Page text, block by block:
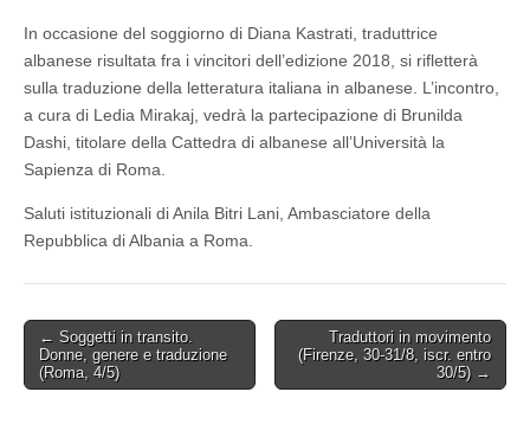
In occasione del soggiorno di Diana Kastrati, traduttrice
albanese risultata fra i vincitori dell’edizione 2018, si rifletterà
sulla traduzione della letteratura italiana in albanese. L’incontro,
a cura di Ledia Mirakaj, vedrà la partecipazione di Brunilda
Dashi, titolare della Cattedra di albanese all’Università la
Sapienza di Roma.
Saluti istituzionali di Anila Bitri Lani, Ambasciatore della
Repubblica di Albania a Roma.
Post
navigation
← Soggetti in transito.
Donne, genere e traduzione
(Roma, 4/5)
Traduttori in movimento
(Firenze, 30-31/8, iscr. entro
30/5) →